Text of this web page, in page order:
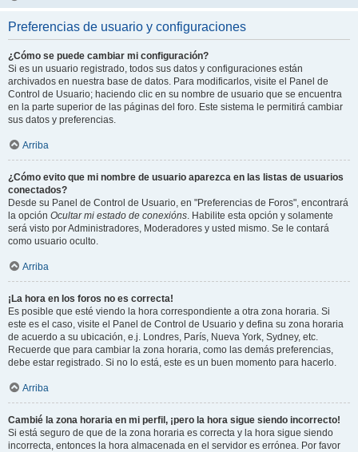
Preferencias de usuario y configuraciones
¿Cómo se puede cambiar mi configuración?
Si es un usuario registrado, todos sus datos y configuraciones están
archivados en nuestra base de datos. Para modificarlos, visite el Panel de
Control de Usuario; haciendo clic en su nombre de usuario que se encuentra
en la parte superior de las páginas del foro. Este sistema le permitirá cambiar
sus datos y preferencias.
Arriba
¿Cómo evito que mi nombre de usuario aparezca en las listas de usuarios
conectados?
Desde su Panel de Control de Usuario, en "Preferencias de Foros", encontrará
la opción Ocultar mi estado de conexións. Habilite esta opción y solamente
será visto por Administradores, Moderadores y usted mismo. Se le contará
como usuario oculto.
Arriba
¡La hora en los foros no es correcta!
Es posible que esté viendo la hora correspondiente a otra zona horaria. Si
este es el caso, visite el Panel de Control de Usuario y defina su zona horaria
de acuerdo a su ubicación, e.j. Londres, París, Nueva York, Sydney, etc.
Recuerde que para cambiar la zona horaria, como las demás preferencias,
debe estar registrado. Si no lo está, este es un buen momento para hacerlo.
Arriba
Cambié la zona horaria en mi perfil, ¡pero la hora sigue siendo incorrecto!
Si está seguro de que de la zona horaria es correcta y la hora sigue siendo
incorrecta, entonces la hora almacenada en el servidor es errónea. Por favor